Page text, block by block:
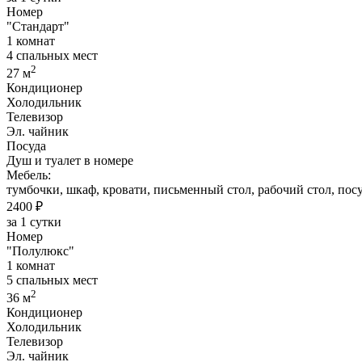
Номер
"Стандарт"
1 комнат
4 спальных мест
27 м2
Кондиционер
Холодильник
Телевизор
Эл. чайник
Посуда
Душ и туалет в номере
Мебель:
тумбочки, шкаф, кровати, письменный стол, рабочий стол,
2400 ₽
за 1 сутки
Номер
"Полулюкс"
1 комнат
5 спальных мест
36 м2
Кондиционер
Холодильник
Телевизор
Эл. чайник